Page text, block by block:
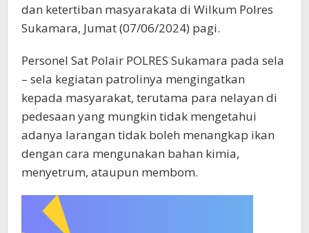
dan ketertiban masyarakata di Wilkum Polres
Sukamara, Jumat (07/06/2024) pagi.
Personel Sat Polair POLRES Sukamara pada sela
– sela kegiatan patrolinya mengingatkan
kepada masyarakat, terutama para nelayan di
pedesaan yang mungkin tidak mengetahui
adanya larangan tidak boleh menangkap ikan
dengan cara mengunakan bahan kimia,
menyetrum, ataupun membom.